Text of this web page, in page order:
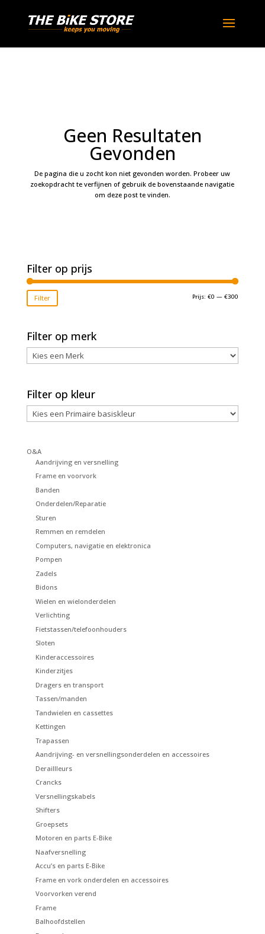
Geen Resultaten
Gevonden
De pagina die u zocht kon niet gevonden worden. Probeer uw
zoekopdracht te verfijnen of gebruik de bovenstaande navigatie
om deze post te vinden.
Filter op prijs
Filter Prijs:€0 —€300
Filter op merk
Filter op kleur
O&A
Aandrijving en versnelling
Frame en voorvork
Banden
Onderdelen/Reparatie
Sturen
Remmen en remdelen
Computers, navigatie en elektronica
Pompen
Zadels
Bidons
Wielen en wielonderdelen
Verlichting
Fietstassen/telefoonhouders
Sloten
Kinderaccessoires
Kinderzitjes
Dragers en transport
Tassen/manden
Tandwielen en cassettes
Kettingen
Trapassen
Aandrijving- en versnellingsonderdelen en accessoires
Deraillleurs
Crancks
Versnellingskabels
Shifters
Groepsets
Motoren en parts E-Bike
Naafversnelling
Accu’s en parts E-Bike
Frame en vork onderdelen en accessoires
Voorvorken verend
Frame
Balhoofdstellen